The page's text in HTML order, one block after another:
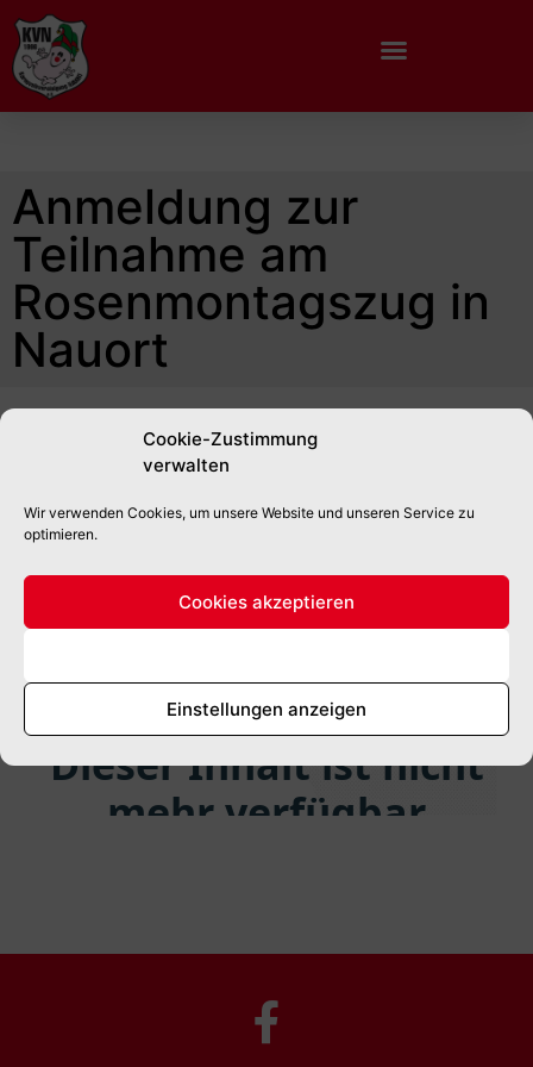
Cookie-Zustimmung
verwalten
Wir verwenden Cookies, um unsere Website und unseren Service zu
optimieren.
Cookies akzeptieren
Einstellungen anzeigen
Anmeldung zur
Teilnahme am
Rosenmontagszug in
Nauort